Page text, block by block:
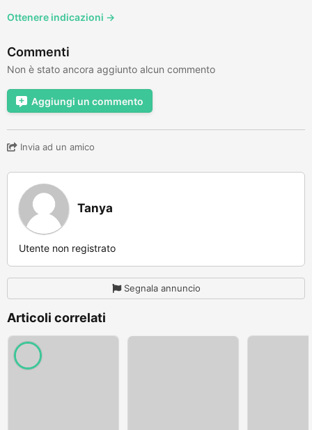
Ottenere indicazioni →
Commenti
Non è stato ancora aggiunto alcun commento
Aggiungi un commento
Invia ad un amico
Tanya
Utente non registrato
Segnala annuncio
Articoli correlati